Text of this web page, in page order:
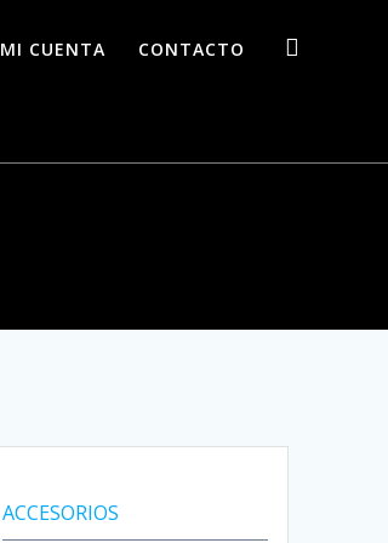
MI CUENTA CONTACTO
ACCESORIOS